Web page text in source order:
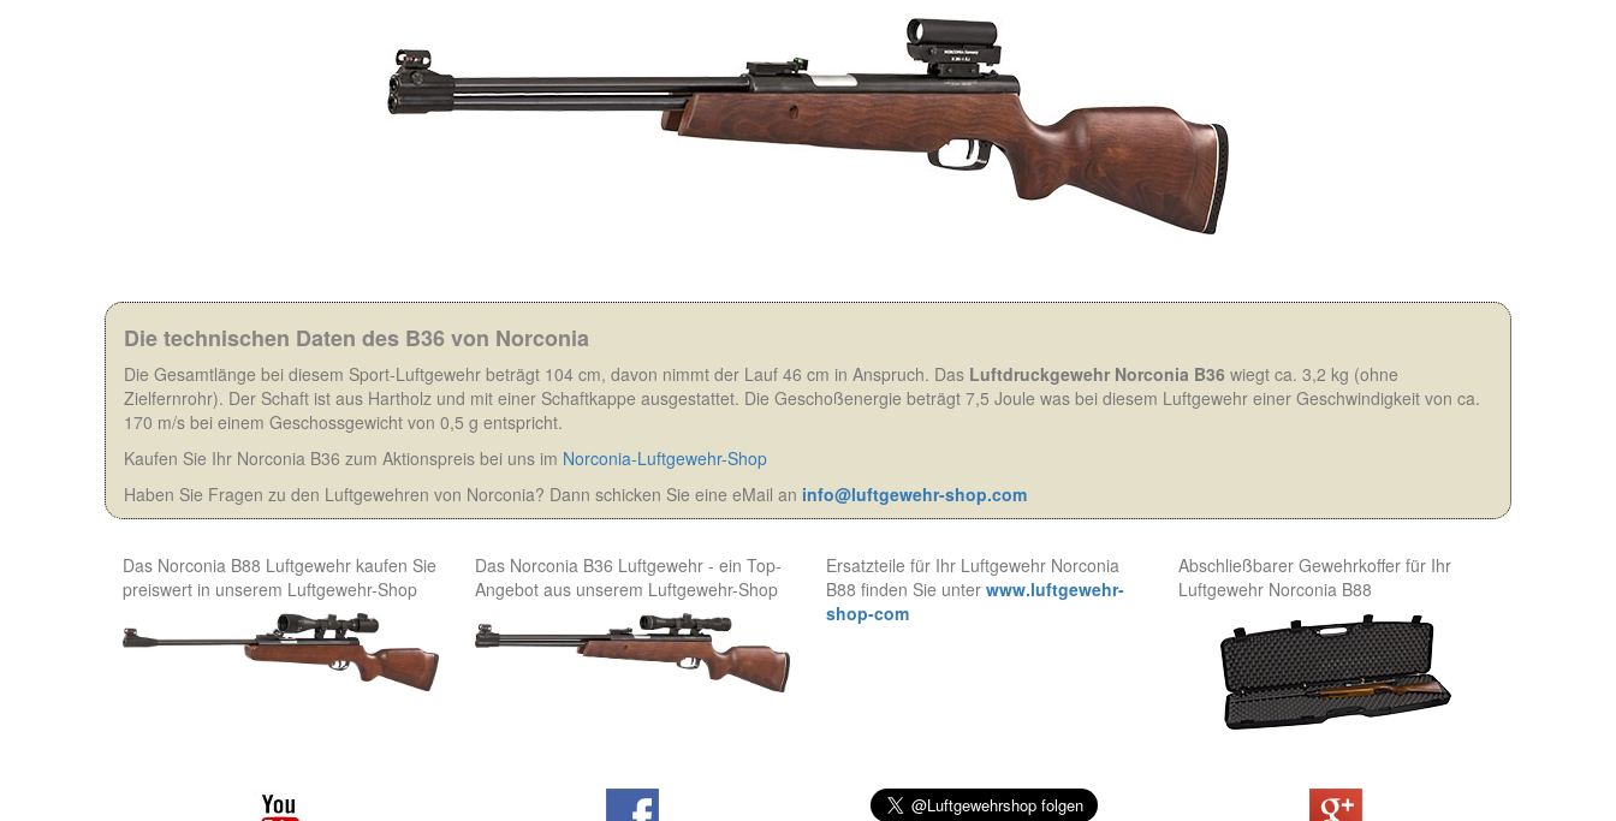
Die technischen Daten des B36 von Norconia
Die Gesamtlänge bei diesem Sport-Luftgewehr beträgt 104 cm, davon nimmt der Lauf 46 cm in Anspruch. Das Luftdruckgewehr Norconia B36 wiegt ca. 3,2 kg (ohne
Zielfernrohr). Der Schaft ist aus Hartholz und mit einer Schaftkappe ausgestattet. Die Geschoßenergie beträgt 7,5 Joule was bei diesem Luftgewehr einer Geschwindigkeit von ca.
170 m/s bei einem Geschossgewicht von 0,5 g entspricht.
Kaufen Sie Ihr Norconia B36 zum Aktionspreis bei uns im Norconia-Luftgewehr-Shop
Haben Sie Fragen zu den Luftgewehren von Norconia? Dann schicken Sie eine eMail an info@luftgewehr-shop.com
Das Norconia B88 Luftgewehr kaufen Sie
preiswert in unserem Luftgewehr-Shop
Das Norconia B36 Luftgewehr - ein Top-
Angebot aus unserem Luftgewehr-Shop
Ersatzteile für Ihr Luftgewehr Norconia
B88 finden Sie unter www.luftgewehr-
shop-com
Abschließbarer Gewehrkoffer für Ihr
Luftgewehr Norconia B88